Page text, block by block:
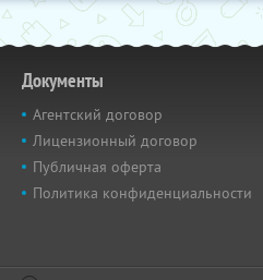
Документы
Агентский договор
Лицензионный договор
Публичная оферта
Политика конфиденциальности